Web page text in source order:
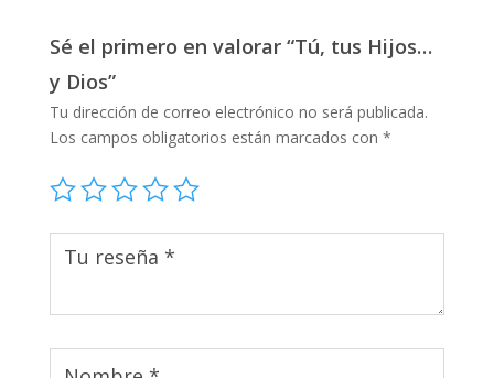
Sé el primero en valorar “Tú, tus Hijos…
y Dios”
Tu dirección de correo electrónico no será publicada.
Los campos obligatorios están marcados con *